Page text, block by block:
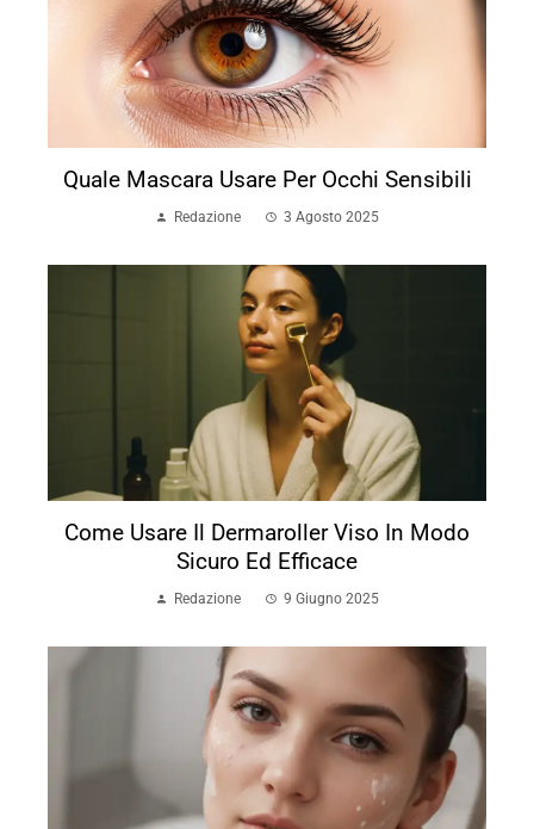
Quale Mascara Usare Per Occhi Sensibili
Redazione 3 Agosto 2025
Come Usare Il Dermaroller Viso In Modo
Sicuro Ed Efficace
Redazione 9 Giugno 2025